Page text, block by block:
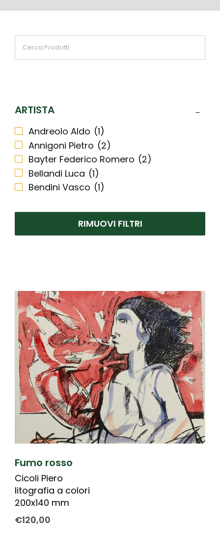
Fumo rosso
Cicoli Piero
litografia a colori
200x140 mm
€120,00
ARTISTA
Andreolo Aldo (1)
Annigoni Pietro (2)
Bayter Federico Romero (2)
Bellandi Luca (1)
Bendini Vasco (1)
Bodini Floriano (1)
(1)
Prencipe Leonardo (1)
Tenconi Sandra (1)
Zambrelli Marco (2)
RIMUOVI FILTRI